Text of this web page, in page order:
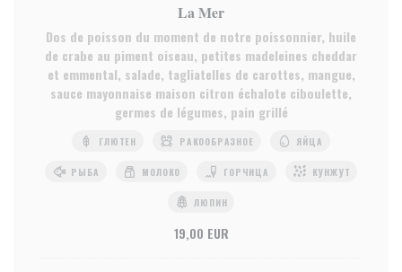
La Mer
Dos de poisson du moment de notre poissonnier, huile
de crabe au piment oiseau, petites madeleines cheddar
et emmental, salade, tagliatelles de carottes, mangue,
sauce mayonnaise maison citron échalote ciboulette,
germes de légumes, pain grillé
ГЛЮТЕН РАКООБРАЗНОЕ ЯЙЦА
РЫБА МОЛОКО ГОРЧИЦА КУНЖУТ
ЛЮПИН
19,00 EUR